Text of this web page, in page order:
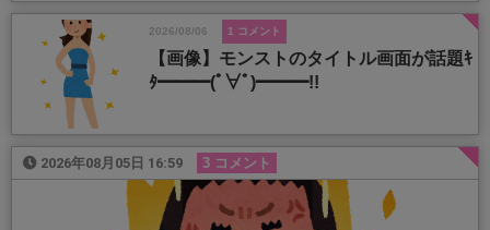
2026/08/06 1 コメント
【画像】モンストのタイトル画面が話題ｷ
ﾀ━━━(ﾟ∀ﾟ)━━━!!
2026年08月05日 16:59 3 コメント